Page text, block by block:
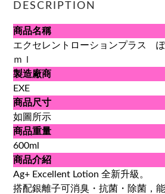
DESCRIPTION
商品名稱
エクセレントローションプラス
ｍｌ
製造廠商
EXE
商品尺寸
如圖所示
商品重量
600ml
商品介紹
Ag+ Excellent Lotion 全新升級。
搭配銀離子可消臭・抗菌・除菌，